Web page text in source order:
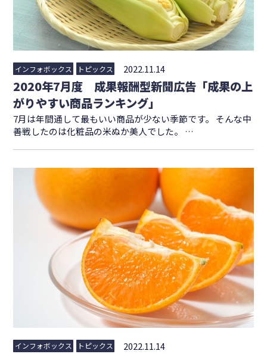
インフォボックス トピックス 2022.11.14
2020年7月度 成果報酬型新聞広告「成果の上
がりやすい商品ランキング」
7月は年間通して最もいい商品が少ない季節です。 そんな中
善戦したのは化粧品の米ぬか美人でした。 …
インフォボックス トピックス 2022.11.14